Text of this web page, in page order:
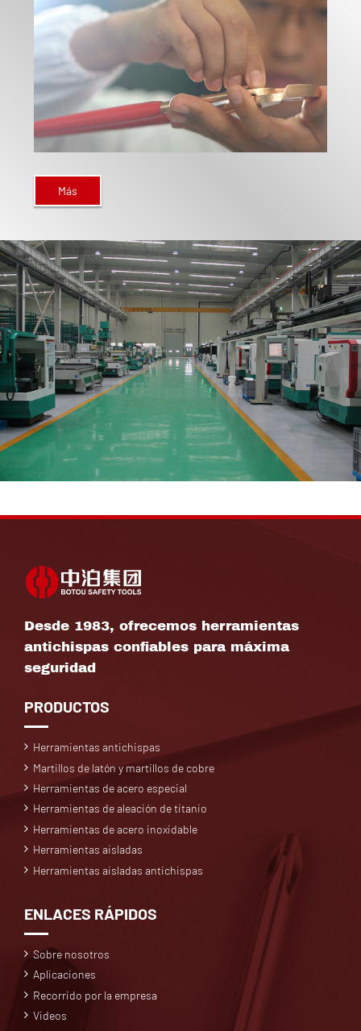
Más
Desde 1983, ofrecemos herramientas
antichispas confiables para máxima
seguridad
PRODUCTOS
Herramientas antichispas
Martillos de latón y martillos de cobre
Herramientas de acero especial
Herramientas de aleación de titanio
Herramientas de acero inoxidable
Herramientas aisladas
Herramientas aisladas antichispas
ENLACES RÁPIDOS
Sobre nosotros
Aplicaciones
Recorrido por la empresa
Videos